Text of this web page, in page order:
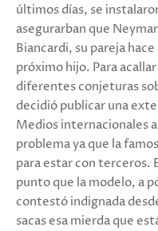
últimos días, se
asegurarban que
Biancardi, su pareja
próximo hijo. Para
diferentes conjeturas
decidió publicar una
Medios internacionales
problema ya que la
para estar con terceros.
punto que la modelo, a
contestó indignada
sacas esa mierda que